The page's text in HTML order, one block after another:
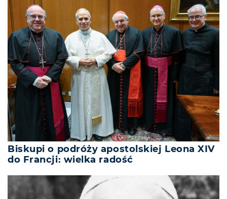
Biskupi o podróży apostolskiej Leona XIV
do Francji: wielka radość